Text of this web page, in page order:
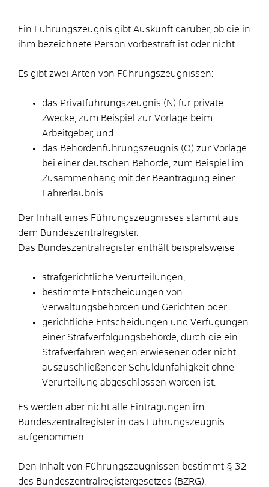
Ein Führungszeugnis gibt Auskunft darüber, ob die in
ihm bezeichnete Person vorbestraft ist oder nicht.
Es gibt zwei Arten von Führungszeugnissen:
das Privatführungszeugnis (N) für private
Zwecke , zum Beispiel zur Vorlage beim
Arbeitgeber, und
das Behördenführungszeugnis (O) zur Vorlage
bei einer deutschen Behörde , zum Beispiel im
Zusammenhang mit der Beantragung einer
Fahrerlaubnis.
Der Inhalt eines Führungszeugnisses stammt aus
dem Bundeszentralregister.
Das Bundeszentralregister enthält beispielsweise
strafgerichtliche Verurteilungen,
bestimmte Entscheidungen von
Verwaltungsbehörden und Gerichten oder
gerichtliche Entscheidungen und Verfügungen
einer Strafverfolgungsbehörde, durch die ein
Strafverfahren wegen erwiesener oder nicht
auszuschließender Schuldunfähigkeit ohne
Verurteilung abgeschlossen worden ist.
Es werden aber nicht alle Eintragungen im
Bundeszentralregister in das Führungszeugnis
aufgenommen.
Den Inhalt von Führungszeugnissen bestimmt § 32
des Bundeszentralregistergesetzes (BZRG).